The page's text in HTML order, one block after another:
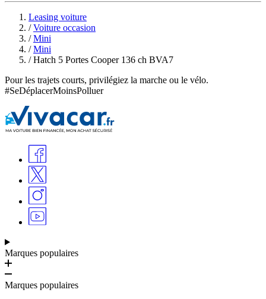
Leasing voiture
/ Voiture occasion
/ Mini
/ Mini
/ Hatch 5 Portes Cooper 136 ch BVA7
Pour les trajets courts, privilégiez la marche ou le vélo.
#SeDéplacerMoinsPolluer
Marques populaires
Marques populaires